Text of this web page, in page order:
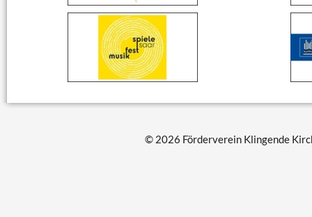
© 2026 Förderverein Klingende